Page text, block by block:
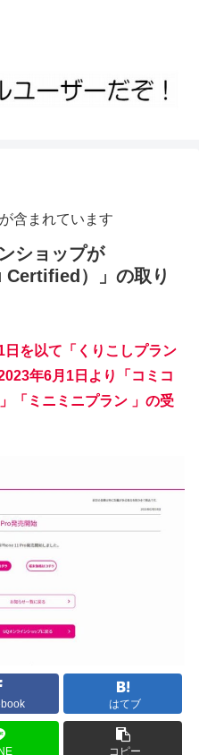
含まれています
ショップが
Certified）」の取り
を以て「くりこしプラン
年6月1日より「コミコ
「ミニミニプラン 」の受
はてブ
コピー